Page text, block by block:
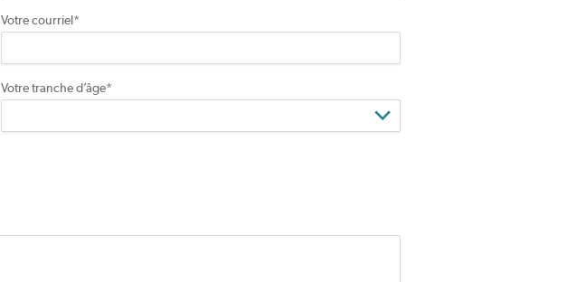
Votre courriel*
Votre tranche d’âge*